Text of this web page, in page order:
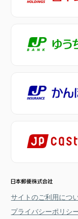
サイトのご利用につ
プライバシーポリシ